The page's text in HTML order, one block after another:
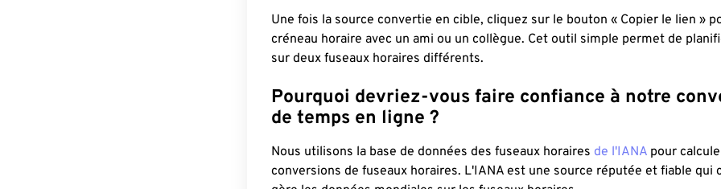
Une fois la source convertie en cible, cliquez sur le bouton « Copier le lien »
créneau horaire avec un ami ou un collègue. Cet outil simple permet de
sur deux fuseaux horaires différents.
Pourquoi devriez-vous faire confiance à notre
de temps en ligne ?
Nous utilisons la base de données des fuseaux horaires de l'IANA pour
conversions de fuseaux horaires. L'IANA est une source réputée et fiable qui